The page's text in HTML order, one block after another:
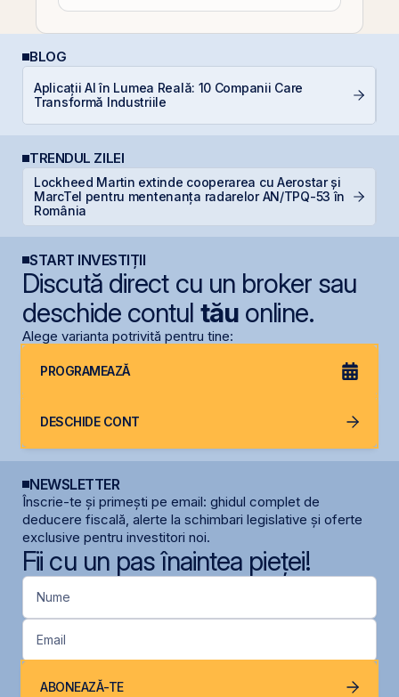
BLOG
Aplicații AI în Lumea Reală: 10 Companii Care
Transformă Industriile
TRENDUL ZILEI
Lockheed Martin extinde cooperarea cu Aerostar și
MarcTel pentru mentenanța radarelor AN/TPQ-53 în
România
START INVESTIȚII
Discută direct cu un broker sau
deschide contul tăuonline.
Alege varianta potrivită pentru tine:
PROGRAMEAZĂ
DESCHIDE CONT
NEWSLETTER
Înscrie-te și primești pe email: ghidul complet de
deducere fiscală, alerte la schimbari legislative și oferte
exclusive pentru investitori noi.
Fii cu un pas înaintea pieței!
Nume
Email
ABONEAZĂ-TE